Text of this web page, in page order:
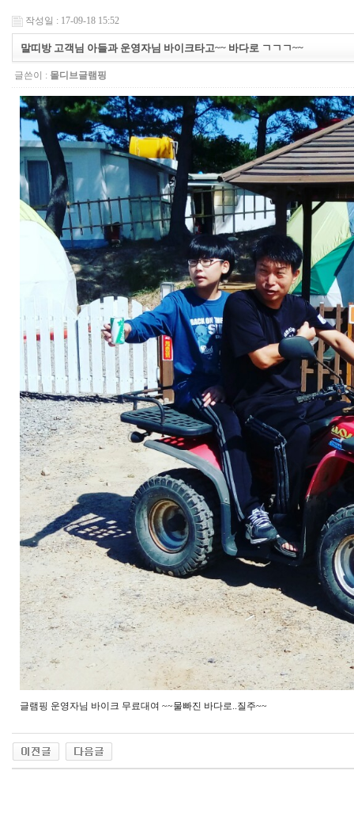
작성일 : 17-09-18 15:52
말띠방 고객님 아들과 운영자님 바이크타고~~ 바다로 ㄱㄱㄱ~~
글쓴이 : 몰디브글램핑
글램핑 운영자님 바이크 무료대여 ~~물빠진 바다로..질주~~